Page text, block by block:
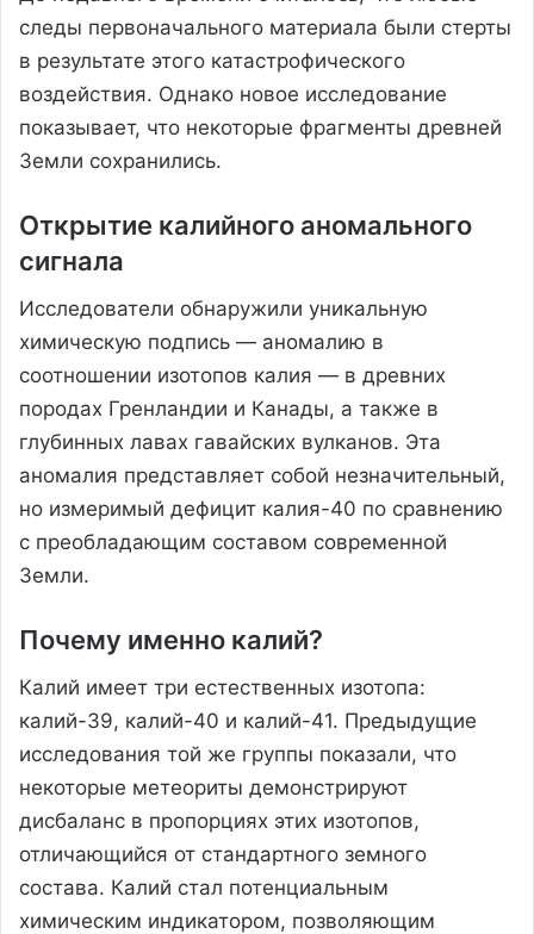
следы первоначального материала были стерты
в результате этого катастрофического
воздействия. Однако новое исследование
показывает, что некоторые фрагменты древней
Земли сохранились.
Открытие калийного аномального
сигнала
Исследователи обнаружили уникальную
химическую подпись — аномалию в
соотношении изотопов калия — в древних
породах Гренландии и Канады, а также в
глубинных лавах гавайских вулканов. Эта
аномалия представляет собой незначительный,
но измеримый дефицит калия-40 по сравнению
с преобладающим составом современной
Земли.
Почему именно калий?
Калий имеет три естественных изотопа:
калий-39, калий-40 и калий-41. Предыдущие
исследования той же группы показали, что
некоторые метеориты демонстрируют
дисбаланс в пропорциях этих изотопов,
отличающийся от стандартного земного
состава. Калий стал потенциальным
химическим индикатором, позволяющим